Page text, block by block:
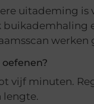
uitademing is
buikademhaling
werken
vijf minuten.
lengte.